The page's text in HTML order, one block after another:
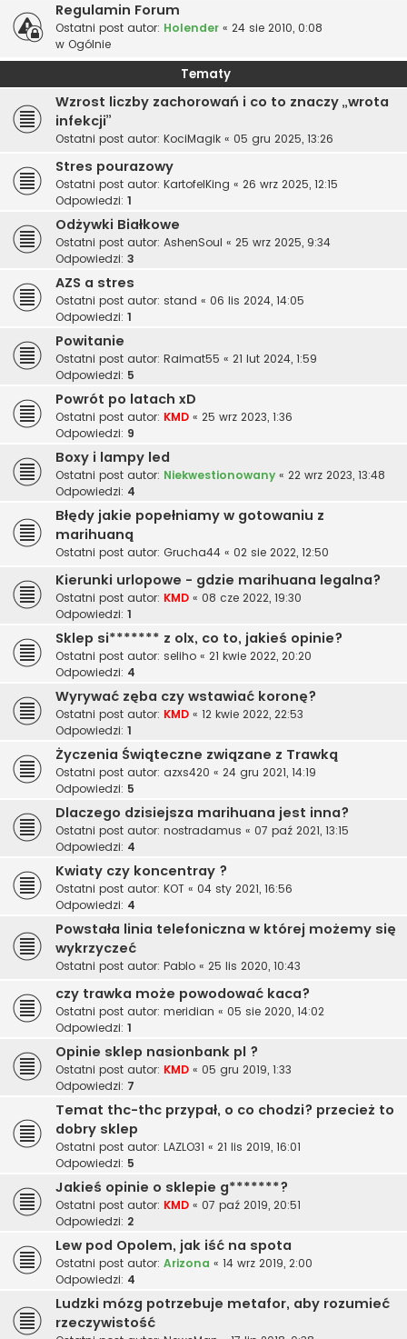
Regulamin Forum
Ostatni post autor: Holender « 24 sie 2010, 0:08
w Ogólnie
Tematy
Wzrost liczby zachorowań i co to znaczy „wrota
infekcji”
Ostatni post autor: KociMagik « 05 gru 2025, 13:26
Stres pourazowy
Ostatni post autor: KartofelKing « 26 wrz 2025, 12:15
Odpowiedzi: 1
Odżywki Białkowe
Ostatni post autor: AshenSoul « 25 wrz 2025, 9:34
Odpowiedzi: 3
AZS a stres
Ostatni post autor: stand « 06 lis 2024, 14:05
Odpowiedzi: 1
Powitanie
Ostatni post autor: Raimat55 « 21 lut 2024, 1:59
Odpowiedzi: 5
Powrót po latach xD
Ostatni post autor: KMD « 25 wrz 2023, 1:36
Odpowiedzi: 9
Boxy i lampy led
Ostatni post autor: Niekwestionowany « 22 wrz 2023, 13:48
Odpowiedzi: 4
Błędy jakie popełniamy w gotowaniu z
marihuaną
Ostatni post autor: Grucha44 « 02 sie 2022, 12:50
Kierunki urlopowe - gdzie marihuana legalna?
Ostatni post autor: KMD « 08 cze 2022, 19:30
Odpowiedzi: 1
Sklep si******* z olx, co to, jakieś opinie?
Ostatni post autor: seliho « 21 kwie 2022, 20:20
Odpowiedzi: 4
Wyrywać zęba czy wstawiać koronę?
Ostatni post autor: KMD « 12 kwie 2022, 22:53
Odpowiedzi: 1
Życzenia Świąteczne związane z Trawką
Ostatni post autor: azxs420 « 24 gru 2021, 14:19
Odpowiedzi: 5
Dlaczego dzisiejsza marihuana jest inna?
Ostatni post autor: nostradamus « 07 paź 2021, 13:15
Odpowiedzi: 4
Kwiaty czy koncentray ?
Ostatni post autor: KOT « 04 sty 2021, 16:56
Odpowiedzi: 4
Powstała linia telefoniczna w której możemy się
wykrzyczeć
Ostatni post autor: Pablo « 25 lis 2020, 10:43
czy trawka może powodować kaca?
Ostatni post autor: meridian « 05 sie 2020, 14:02
Odpowiedzi: 1
Opinie sklep nasionbank pl ?
Ostatni post autor: KMD « 05 gru 2019, 1:33
Odpowiedzi: 7
Temat thc-thc przypał, o co chodzi? przecież to
dobry sklep
Ostatni post autor: LAZLO31 « 21 lis 2019, 16:01
Odpowiedzi: 5
Jakieś opinie o sklepie g*******?
Ostatni post autor: KMD « 07 paź 2019, 20:51
Odpowiedzi: 2
Lew pod Opolem, jak iść na spota
Ostatni post autor: Arizona « 14 wrz 2019, 2:00
Odpowiedzi: 4
Ludzki mózg potrzebuje metafor, aby rozumieć
rzeczywistość